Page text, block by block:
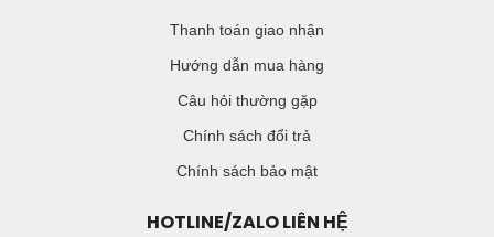
Thanh toán giao nhận
Hướng dẫn mua hàng
Câu hỏi thường gặp
Chính sách đổi trả
Chính sách bảo mật
HOTLINE/ZALO LIÊN HỆ